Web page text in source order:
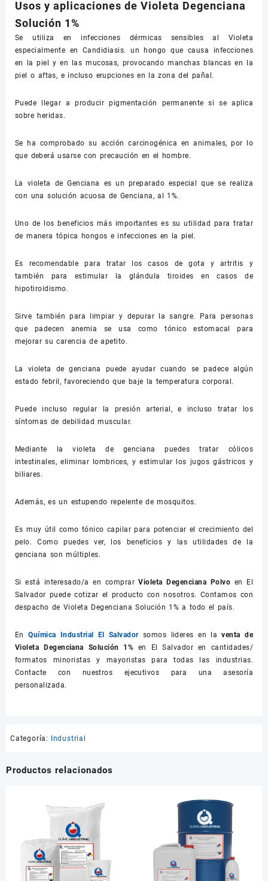
Usos y aplicaciones de Violeta Degenciana
Solución 1%
Se utiliza en infecciones dérmicas sensibles al Violeta
especialmente en Candidiasis. un hongo que causa infecciones
en la piel y en las mucosas, provocando manchas blancas en la
piel o aftas, e incluso erupciones en la zona del pañal.
Puede llegar a producir pigmentación permanente si se aplica
sobre heridas.
Se ha comprobado su acción carcinogénica en animales, por lo
que deberá usarse con precaución en el hombre.
La violeta de Genciana es un preparado especial que se realiza
con una solución acuosa de Genciana, al 1%.
Uno de los beneficios más importantes es su utilidad para tratar
de manera tópica hongos e infecciones en la piel.
Es recomendable para tratar los casos de gota y artritis y
también para estimular la glándula tiroides en casos de
hipotiroidismo.
Sirve también para limpiar y depurar la sangre. Para personas
que padecen anemia se usa como tónico estomacal para
mejorar su carencia de apetito.
La violeta de genciana puede ayudar cuando se padece algún
estado febril, favoreciendo que baje la temperatura corporal.
Puede incluso regular la presión arterial, e incluso tratar los
síntomas de debilidad muscular.
Mediante la violeta de genciana puedes tratar cólicos
intestinales, eliminar lombrices, y estimular los jugos gástricos y
biliares.
Además, es un estupendo repelente de mosquitos.
Es muy útil como tónico capilar para potenciar el crecimiento del
pelo. Como puedes ver, los beneficios y las utilidades de la
genciana son múltiples.
Si está interesado/a en comprarVioleta Degenciana Polvo en El
Salvador puede cotizar el producto con nosotros. Contamos con
despacho de Violeta Degenciana Solución 1% a todo el país.
EnQuímica Industrial El Salvadorsomos lideres en laventa de
Violeta Degenciana Solución 1% en El Salvador en cantidades/
formatos minoristas y mayoristas para todas las industrias.
Contacte con nuestros ejecutivos para una asesoría
personalizada.
Categoría: Industrial
Productos relacionados